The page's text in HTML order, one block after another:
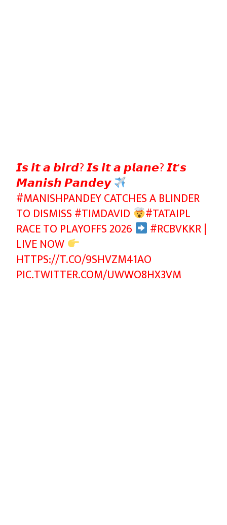
𝙄𝙨 𝙞𝙩 𝙖 𝙗𝙞𝙧𝙙? 𝙄𝙨 𝙞𝙩 𝙖 𝙥𝙡𝙖𝙣𝙚? 𝙄𝙩'𝙨
𝙈𝙖𝙣𝙞𝙨𝙝 𝙋𝙖𝙣𝙙𝙚𝙮
#MANISHPANDEYCATCHES A BLINDER
TO DISMISS#TIMDAVID
#TATAIPL
RACE TO PLAYOFFS 2026
#RCBVKKR|
LIVE NOW
HTTPS://T.CO/9SHVZM41AO
PIC.TWITTER.COM/UWWO8HX3VM